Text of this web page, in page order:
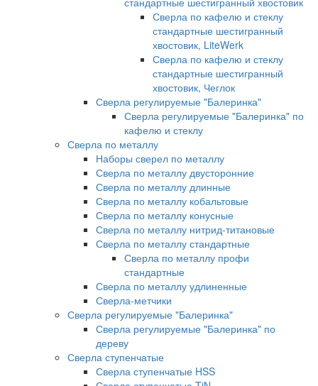
Сверла по кафелю и стеклу
стандартные шестигранный
хвостовик, LiteWerk
Сверла по кафелю и стеклу
стандартные шестигранный
хвостовик, Чеглок
Сверла регулируемые "Балеринка"
Сверла регулируемые "Балеринка" по
кафелю и стеклу
Сверла по металлу
Наборы сверел по металлу
Сверла по металлу двусторонние
Сверла по металлу длинные
Сверла по металлу кобальтовые
Сверла по металлу конусные
Сверла по металлу нитрид-титановые
Сверла по металлу стандартные
Сверла по металлу профи
стандартные
Сверла по металлу удлиненные
Сверла-метчики
Сверла регулируемые "Балеринка"
Сверла регулируемые "Балеринка" по
дереву
Сверла ступенчатые
Сверла ступенчатые HSS